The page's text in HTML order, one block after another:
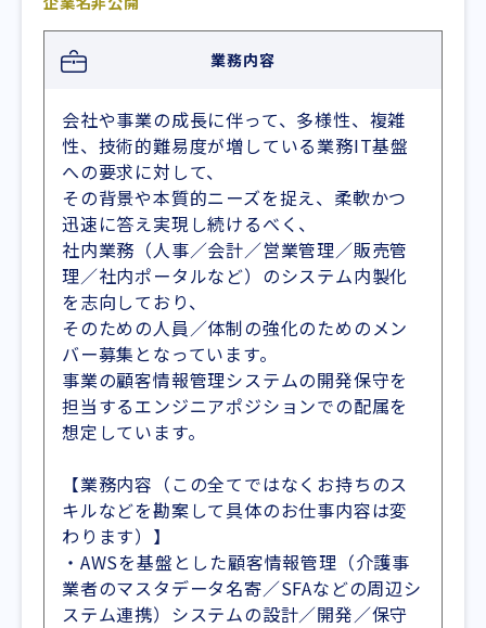
業務内容
会社や事業の成長に伴って、多様性、複雑
性、技術的難易度が増している業務IT基盤
への要求に対して、
その背景や本質的ニーズを捉え、柔軟かつ
迅速に答え実現し続けるべく、
社内業務（人事／会計／営業管理／販売管
理／社内ポータルなど）のシステム内製化
を志向しており、
そのための人員／体制の強化のためのメン
バー募集となっています。
事業の顧客情報管理システムの開発保守を
担当するエンジニアポジションでの配属を
想定しています。
【業務内容（この全てではなくお持ちのス
キルなどを勘案して具体のお仕事内容は変
わります）】
・AWSを基盤とした顧客情報管理（介護事
業者のマスタデータ名寄／SFAなどの周辺シ
ステム連携）システムの設計／開発／保守